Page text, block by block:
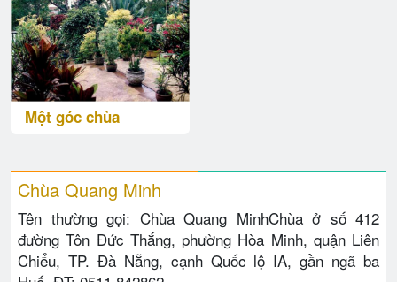
Một góc chùa
Chùa Quang Minh
Tên thường gọi: Chùa Quang MinhChùa ở số 412
đường Tôn Đức Thắng, phường Hòa Minh, quận Liên
Chiểu, TP. Đà Nẵng, cạnh Quốc lộ IA, gần ngã ba